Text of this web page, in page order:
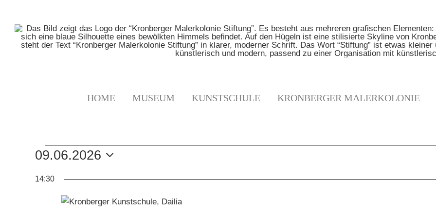
springen
HOME MUSEUM KUNSTSCHULE KRONBERGER MALERKOLONIE
VERANSTALTUNGEN
FÜR
09.06.2026
wählen.
14:30